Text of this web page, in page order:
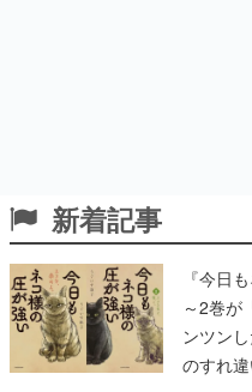
新着記事
『今日
～2巻が
ンツン
のすれ違